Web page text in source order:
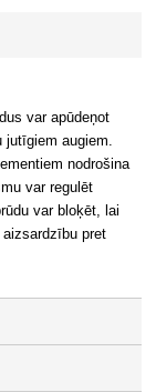
var apūdeņot
jutīgiem augiem.
nodrošina
var regulēt
var bloķēt, lai
pret